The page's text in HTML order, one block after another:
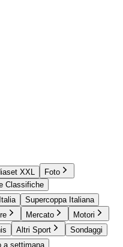
XXL
Foto
Classifiche
Supercoppa Italiana
Mercato
Motori
Altri Sport
Sondaggi
a settimana